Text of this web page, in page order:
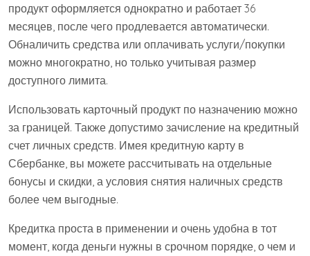
продукт оформляется однократно и работает 36
месяцев, после чего продлевается автоматически.
Обналичить средства или оплачивать услуги/покупки
можно многократно, но только учитывая размер
доступного лимита.
Использовать карточный продукт по назначению можно
за границей. Также допустимо зачисление на кредитный
счет личных средств. Имея кредитную карту в
Сбербанке, вы можете рассчитывать на отдельные
бонусы и скидки, а условия снятия наличных средств
более чем выгодные.
Кредитка проста в применении и очень удобна в тот
момент, когда деньги нужны в срочном порядке, о чем и